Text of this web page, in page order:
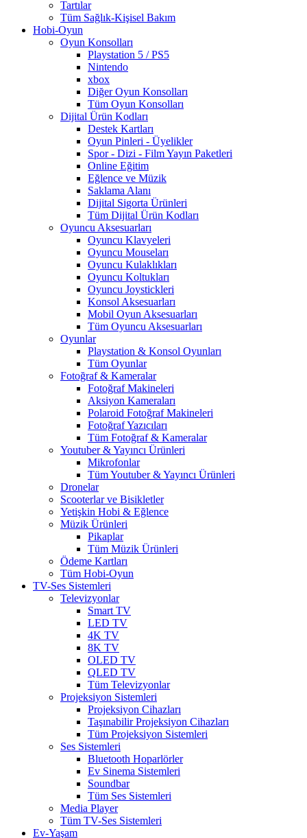
Tartılar
Tüm Sağlık-Kişisel Bakım
Hobi-Oyun
Oyun Konsolları
Playstation 5 / PS5
Nintendo
xbox
Diğer Oyun Konsolları
Tüm Oyun Konsolları
Dijital Ürün Kodları
Destek Kartları
Oyun Pinleri - Üyelikler
Spor - Dizi - Film Yayın Paketleri
Online Eğitim
Eğlence ve Müzik
Saklama Alanı
Dijital Sigorta Ürünleri
Tüm Dijital Ürün Kodları
Oyuncu Aksesuarları
Oyuncu Klavyeleri
Oyuncu Mouseları
Oyuncu Kulaklıkları
Oyuncu Koltukları
Oyuncu Joystickleri
Konsol Aksesuarları
Mobil Oyun Aksesuarları
Tüm Oyuncu Aksesuarları
Oyunlar
Playstation & Konsol Oyunları
Tüm Oyunlar
Fotoğraf & Kameralar
Fotoğraf Makineleri
Aksiyon Kameraları
Polaroid Fotoğraf Makineleri
Fotoğraf Yazıcıları
Tüm Fotoğraf & Kameralar
Youtuber & Yayıncı Ürünleri
Mikrofonlar
Tüm Youtuber & Yayıncı Ürünleri
Dronelar
Scooterlar ve Bisikletler
Yetişkin Hobi & Eğlence
Müzik Ürünleri
Pikaplar
Tüm Müzik Ürünleri
Ödeme Kartları
Tüm Hobi-Oyun
TV-Ses Sistemleri
Televizyonlar
Smart TV
LED TV
4K TV
8K TV
OLED TV
QLED TV
Tüm Televizyonlar
Projeksiyon Sistemleri
Projeksiyon Cihazları
Taşınabilir Projeksiyon Cihazları
Tüm Projeksiyon Sistemleri
Ses Sistemleri
Bluetooth Hoparlörler
Ev Sinema Sistemleri
Soundbar
Tüm Ses Sistemleri
Media Player
Tüm TV-Ses Sistemleri
Ev-Yaşam